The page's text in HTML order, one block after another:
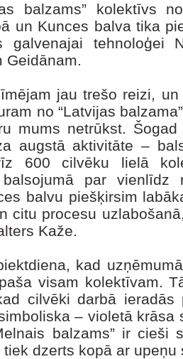
balzams” kolektīvs
un Kunces balva tika
galvenajai tehnoloģei
Geidānam.
jau trešo reizi,
no “Latvijas
mums netrūkst.
augstā aktivitāte –
600 cilvēku lielā
par vienlīdz
balvu piešķirsim
citu procesu
Kaže.
kad
visam kolektīvam.
cilvēki darbā
– violetā
balzams” ir
dzerts kopā ar